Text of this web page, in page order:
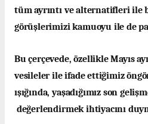
tüm ayrıntı ve alternatifleri
görüşlerimizi kamuoyu ile de
Bu çerçevede, özellikle Mayıs
vesileler ile ifade ettiğimiz
ışığında, yaşadığımız son
değerlendirmek ihtiyacını